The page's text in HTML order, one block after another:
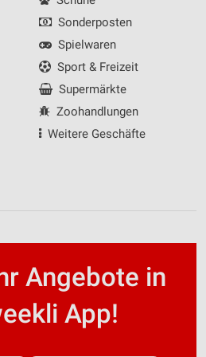
Sonderposten
Spielwaren
Sport & Freizeit
Supermärkte
Zoohandlungen
Weitere Geschäfte
Angebote in
App!